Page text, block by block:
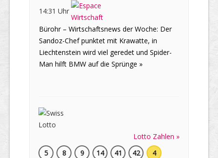
14:31 Uhr
Bürohr – Wirtschaftsnews der Woche: Der
Sandoz-Chef punktet mit Krawatte, in
Liechtenstein wird viel geredet und Spider-
Man hilft BMW auf die Sprünge »
Lotto Zahlen »
5
8 9 14 41 42 4